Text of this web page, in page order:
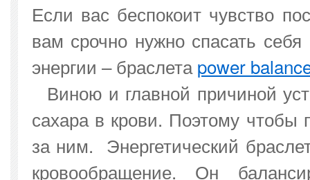
Если вас беспокоит чувство
вам срочно нужно спасать
энергии – браслетаpower
Виною и главной причиной
сахара в крови. Поэтому чтобы
за ним. Энергетический
кровообращение. Он